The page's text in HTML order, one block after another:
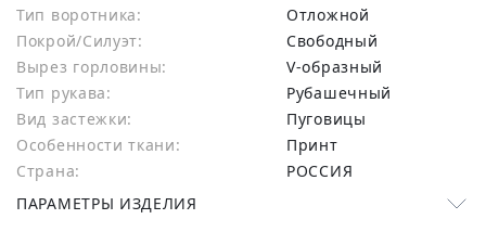
Тип воротника:
Отложной
Покрой/Силуэт:
Свободный
Вырез горловины:
V-образный
Тип рукава:
Рубашечный
Вид застежки:
Пуговицы
Особенности ткани:
Принт
Страна:
РОССИЯ
ПАРАМЕТРЫ ИЗДЕЛИЯ